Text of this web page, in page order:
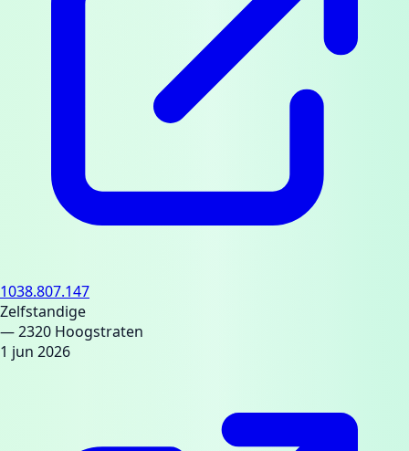
1038.807.147
Zelfstandige
— 2320 Hoogstraten
1 jun 2026